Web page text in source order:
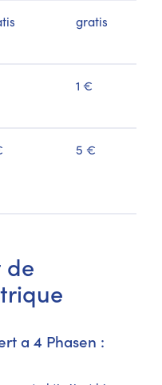
gratis
1 €
5 €
de
a 4 Phasen :